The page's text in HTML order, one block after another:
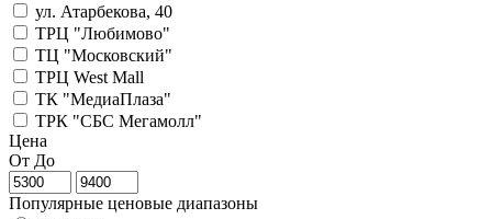
ул. Атарбекова, 40
ТРЦ "Любимово"
ТЦ "Московский"
ТРЦ West Mall
ТК "МедиаПлаза"
ТРК "СБС Мегамолл"
Цена
От До
Популярные ценовые диапазоны